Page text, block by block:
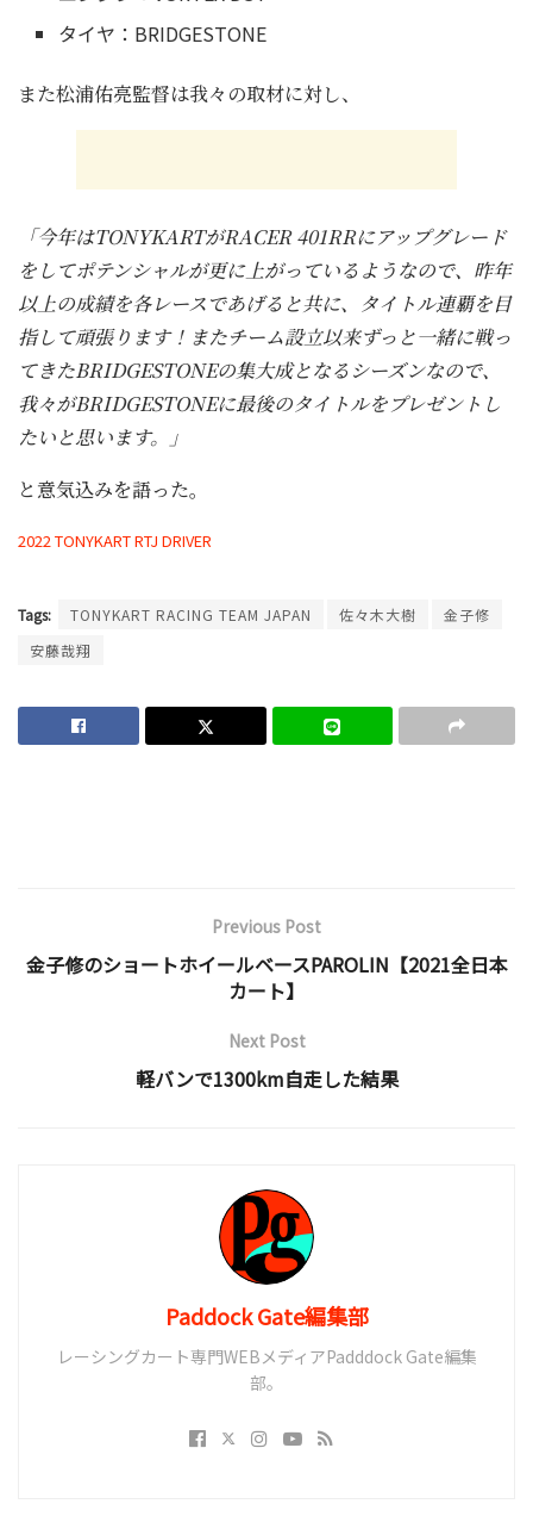
タイヤ：BRIDGESTONE
また松浦佑亮監督は我々の取材に対し、
「今年はTONYKARTがRACER 401RRにアップグレード
をしてポテンシャルが更に上がっているようなので、昨年
以上の成績を各レースであげると共に、タイトル連覇を目
指して頑張ります！またチーム設立以来ずっと一緒に戦っ
てきたBRIDGESTONEの集大成となるシーズンなので、
我々がBRIDGESTONEに最後のタイトルをプレゼントし
たいと思います。」
と意気込みを語った。
2022 TONYKART RTJ DRIVER
Tags: TONYKART RACING TEAM JAPAN 佐々木大樹
金子修
安藤哉翔
Previous Post
金子修のショートホイールベースPAROLIN【2021全日本
カート】
Next Post
軽バンで1300km自走した結果
Paddock Gate編集部
レーシングカート専門WEBメディアPadddock Gate編集
部。